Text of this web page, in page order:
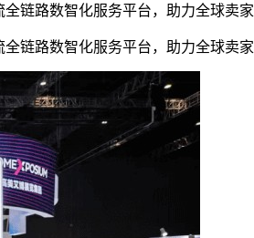
链路数智化服务平台，助力全球卖家
链路数智化服务平台，助力全球卖家